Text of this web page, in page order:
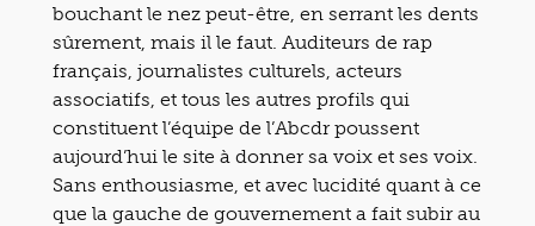
bouchant le nez peut-être, en serrant les dents
sûrement, mais il le faut. Auditeurs de rap
français, journalistes culturels, acteurs
associatifs, et tous les autres profils qui
constituent l’équipe de l’Abcdr poussent
aujourd’hui le site à donner sa voix et ses voix.
Sans enthousiasme, et avec lucidité quant à ce
que la gauche de gouvernement a fait subir au